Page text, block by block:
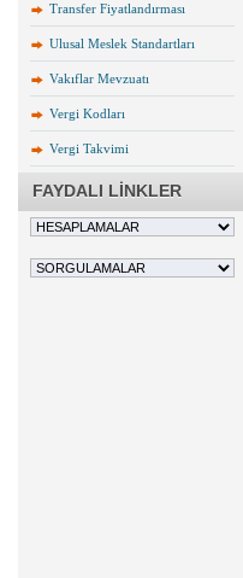
Transfer Fiyatlandırması
Ulusal Meslek Standartları
Vakıflar Mevzuatı
Vergi Kodları
Vergi Takvimi
FAYDALI LİNKLER